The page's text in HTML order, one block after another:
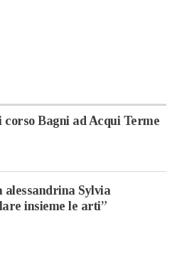
corso Bagni ad Acqui Terme
alessandrina Sylvia
insieme le arti”